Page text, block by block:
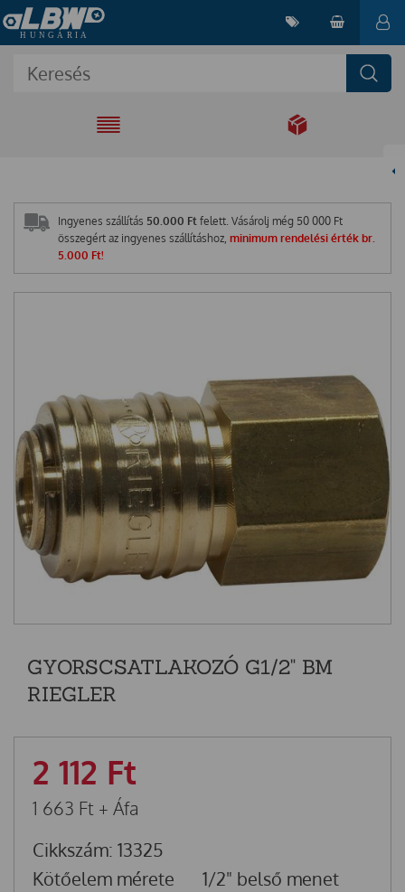
EGYÜTT A
Ingyenes szállítás 50.000 Ft felett. Vásárolj még 50 000 Ft
összegért az ingyenes szállításhoz, minimum rendelési érték br.
5.000 Ft!
GYORSCSATLAKOZÓ G1/2" BM
RIEGLER
2 112 Ft
1 663 Ft + Áfa
Cikkszám: 13325
Kötőelem mérete
1/2" belső menet